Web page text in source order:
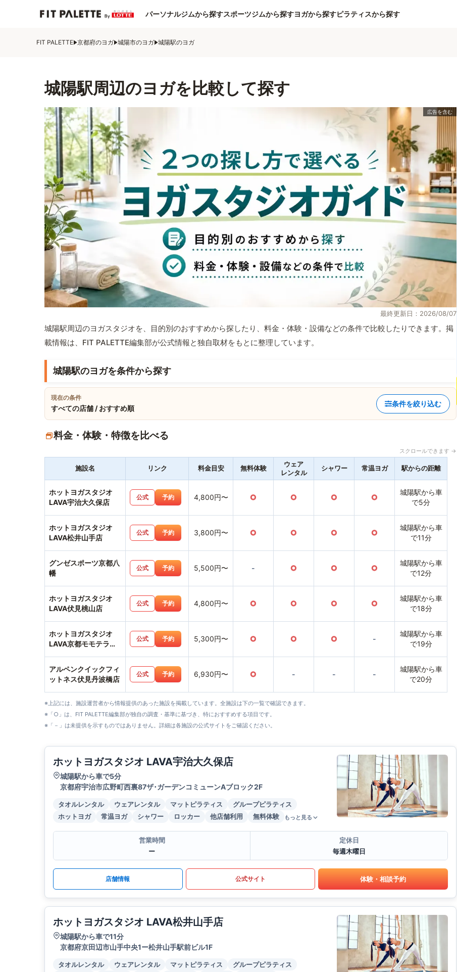
パーソナルジムから探すスポーツジムから探すヨガから探すピラティスから探す
FIT PALETTE 京都府のヨガ 城陽市のヨガ 城陽駅のヨガ
城陽駅周辺のヨガを比較して探す
最終更新日：2026/08/07
城陽駅周辺のヨガスタジオを、目的別のおすすめから探したり、料金・体験・設備などの条件で比較したりできます。掲
載情報は、FIT PALETTE編集部が公式情報と独自取材をもとに整理しています。
城陽駅のヨガを条件から探す
現在の条件
すべての店舗 / おすすめ順
条件を絞り込む
料金・体験・特徴を比べる
スクロールできます →
施設名 リンク 料金目安 無料体験
ウェア
レンタル
シャワー 常温ヨガ 駅からの距離
ホットヨガスタジオ
LAVA宇治大久保店
公式 予約 4,800円〜 ○ ○ ○ ○
城陽駅から車
で5分
ホットヨガスタジオ
LAVA松井山手店
公式 予約 3,800円〜 ○ ○ ○ ○
城陽駅から車
で11分
グンゼスポーツ京都八
幡
公式 予約 5,500円〜 - ○ ○ ○
城陽駅から車
で12分
ホットヨガスタジオ
LAVA伏見桃山店
公式 予約 4,800円〜 ○ ○ ○ ○
城陽駅から車
で18分
ホットヨガスタジオ
LAVA京都モモテラス
公式 予約 5,300円〜 ○ ○ ○ -
城陽駅から車
で19分
アルペンクイックフィ
ットネス伏見丹波橋店
公式 予約 6,930円〜 ○ - - -
城陽駅から車
で20分
※上記には、施設運営者から情報提供のあった施設を掲載しています。全施設は下の一覧で確認できます。
※「○」は、FIT PALETTE編集部が独自の調査・基準に基づき、特におすすめする項目です。
※「－」は未提供を示すものではありません。詳細は各施設の公式サイトをご確認ください。
ホットヨガスタジオ LAVA宇治大久保店
城陽駅から車で5分
京都府宇治市広野町西裏87ザ･ガーデンコミューンAブロック2F
タオルレンタル ウェアレンタル マットピラティス
グループピラティス
ホットヨガ
常温ヨガ シャワー ロッカー 他店舗利用 無料体験 もっと見る
営業時間
ー
定休日
毎週木曜日
店舗情報 公式サイト 体験・相談予約
ホットヨガスタジオ LAVA松井山手店
城陽駅から車で11分
京都府京田辺市山手中央1ー松井山手駅前ビル1F
タオルレンタル ウェアレンタル マットピラティス
グループピラティス